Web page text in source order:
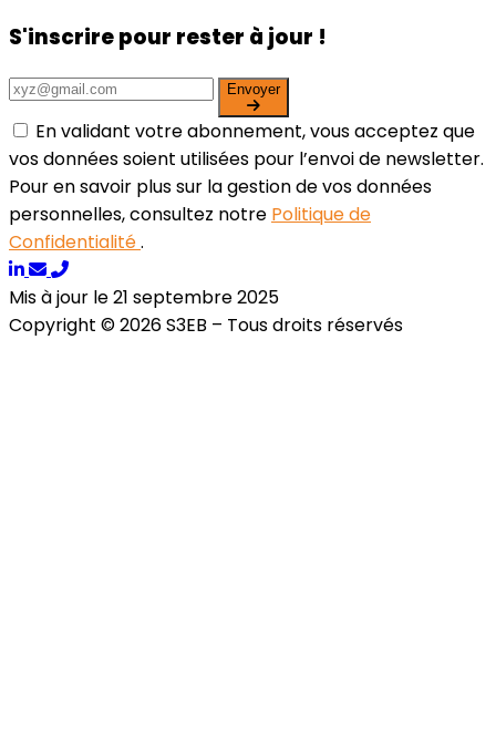
S'inscrire pour rester à jour !
Envoyer
En validant votre abonnement, vous acceptez que
vos données soient utilisées pour l’envoi de newsletter.
Pour en savoir plus sur la gestion de vos données
personnelles, consultez notre Politique de
Confidentialité.
Mis à jour le 21 septembre 2025
Copyright © 2026 S3EB – Tous droits réservés